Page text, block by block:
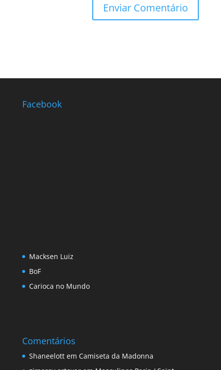
Facebook
Macksen Luiz
BoF
Carioca no Mundo
Comentários
Shaneelottem Camiseta da Madonna